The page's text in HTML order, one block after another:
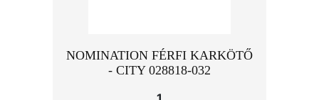
NOMINATION FÉRFI KARKÖTŐ
- CITY 028818-032